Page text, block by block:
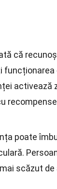
că
funcționarea
activează
poate
scăzut de